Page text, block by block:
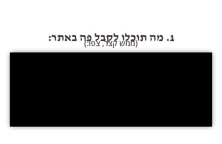
(ממש קצר, צפו:)